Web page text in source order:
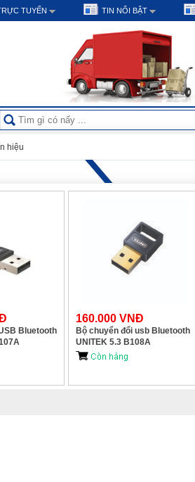
TUYẾN TIN NỔI BẬT
hiệu
Bluetooth
160.000 VNĐ
Bộ chuyển đổi usb Bluetooth
UNITEK 5.3 B108A